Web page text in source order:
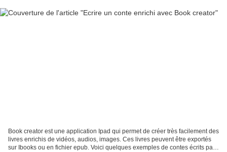
Book creator est une application Ipad qui permet de créer très facilement des
livres enrichis de vidéos, audios, images. Ces livres peuvent être exportés
sur Ibooks ou en fichier epub. Voici quelques exemples de contes écrits par